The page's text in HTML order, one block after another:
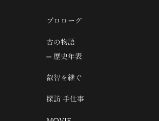
プロローグ
古の物語
歴史年表
叡智を継ぐ
探訪 手仕事